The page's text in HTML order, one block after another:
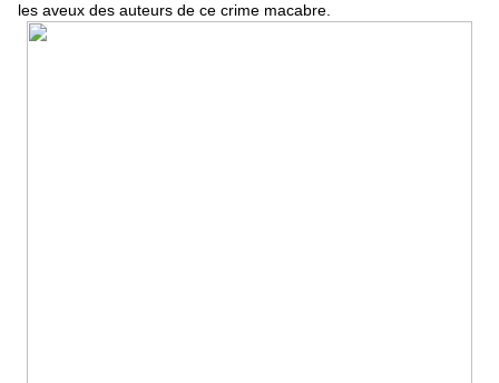
les aveux des auteurs de ce crime macabre.